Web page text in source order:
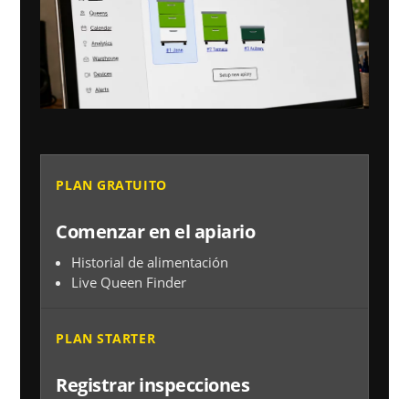
PLAN GRATUITO
Comenzar en el apiario
Historial de alimentación
Live Queen Finder
PLAN STARTER
Registrar inspecciones